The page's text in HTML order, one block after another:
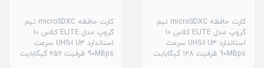
کارت حافظه microSDXC تیم
گروپ مدل ELITE کلاس 10
استاندارد UHS-I U3 سرعت
90MBps ظرفیت 128 گیگابایت
کارت حافظه microSDXC تیم
گروپ مدل ELITE کلاس 10
استاندارد UHS-I U3 سرعت
90MBps ظرفیت 256 گیگابایت